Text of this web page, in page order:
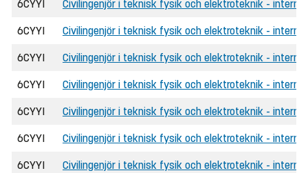
6CYYI Civilingenjör i teknisk fysik och elektroteknik -
6CYYI Civilingenjör i teknisk fysik och elektroteknik -
6CYYI Civilingenjör i teknisk fysik och elektroteknik -
6CYYI Civilingenjör i teknisk fysik och elektroteknik -
6CYYI Civilingenjör i teknisk fysik och elektroteknik -
6CYYI Civilingenjör i teknisk fysik och elektroteknik -
6CYYI Civilingenjör i teknisk fysik och elektroteknik -